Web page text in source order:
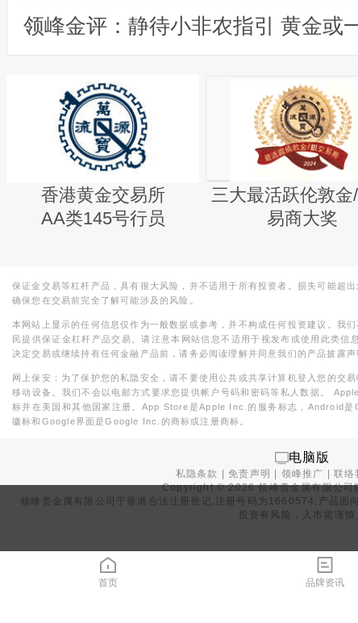
香港黄金交易所
AA类145号行员
三大最活跃伦敦金
易商大奖
保证金交易等杠杆产品，具有很大风险，并不适用于所有投资者。损失可能超
确保您在交易前完全了解可能涉及的风险。
本网站上显示的任何信息仅作为一般数据或参考，并不构成任何投资建议。我
民提供保证金杠杆产品交易。请注意本网站信息不适用于视发布或使用此类信
决定交易或继续持有任何金融产品前，请务必阅读理解并同意我们的产品披露声
网上保安：为了保护您的私隐安全，请不要使用公共或共享计算机登入您的交
移动设备。我们不会以电邮方式要求您提供帐户号码和密码等私人数据。
标并在美国和其他国家注册。App Store是Apple Inc.的服务标志，Android
徽标和Google界面是Google Inc.的商标或注册商标。
电脑版
私隐条款 |免责声明 领峰推广 |联络
Copyright ©2026领峰贵金属有限公司
领峰贵金属有限公司于 香港合法注册登记 ,注册号码为1660574,产品面
投资有风险，入市需谨慎
首页 品牌资讯